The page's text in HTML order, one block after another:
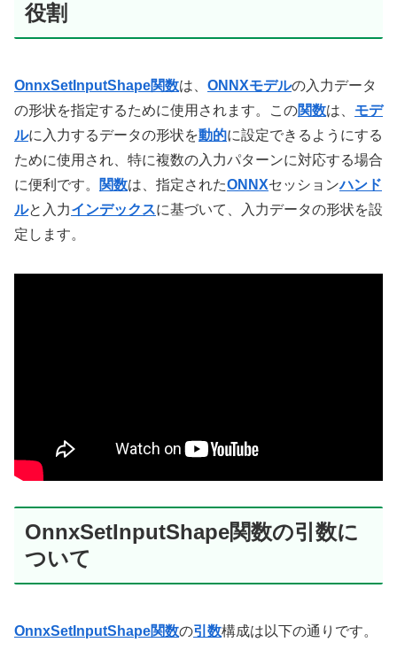
役割
OnnxSetInputShape関数は、 ONNXモデルの入力データ
の形状を指定するために使用されます。この関数は、 モデ
ルに入力するデータの形状を動的に設定できるようにする
ために使用され、特に複数の入力パターンに対応する場合
に便利です。
関数は、指定されたONNXセッションハンド
ルと入力インデックスに基づいて、入力データの形状を設
定します。
OnnxSetInputShape関数の引数に
ついて
OnnxSetInputShape関数の引数構成は以下の通りです。